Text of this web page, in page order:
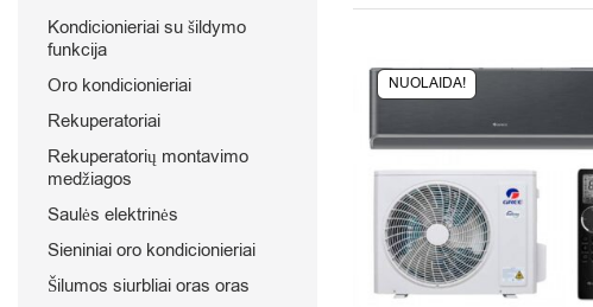
Kondicionieriai su šildymo
funkcija
Oro kondicionieriai
Rekuperatoriai
Rekuperatorių montavimo
medžiagos
Saulės elektrinės
Sieniniai oro kondicionieriai
Šilumos siurbliai oras oras
NUOLAIDA!